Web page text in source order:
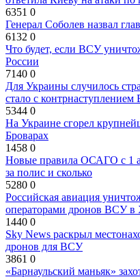
6351 0
Генерал Соболев назвал
6132 0
Что будет, если ВСУ
России
7140 0
Для Украины случилось
стало с
5344 0
На Украине сгорел
Броварах
1458 0
Новые правила ОСАГО с 1
за полис и сколько
5280 0
Российская авиация
операторами дронов ВСУ в
1440 0
Sky News раскрыл
дронов для ВСУ
3861 0
«Барнаульский маньяк»